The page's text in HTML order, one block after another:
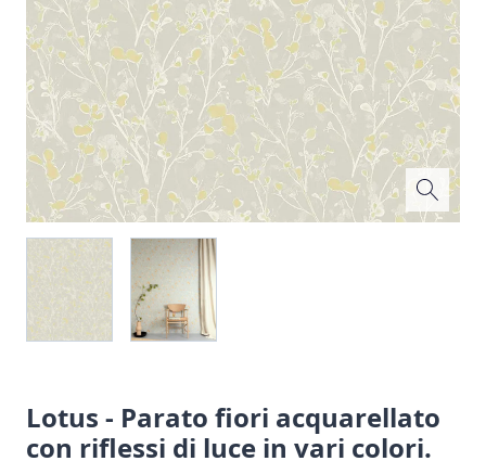
Lotus - Parato fiori acquarellato
con riflessi di luce in vari colori.